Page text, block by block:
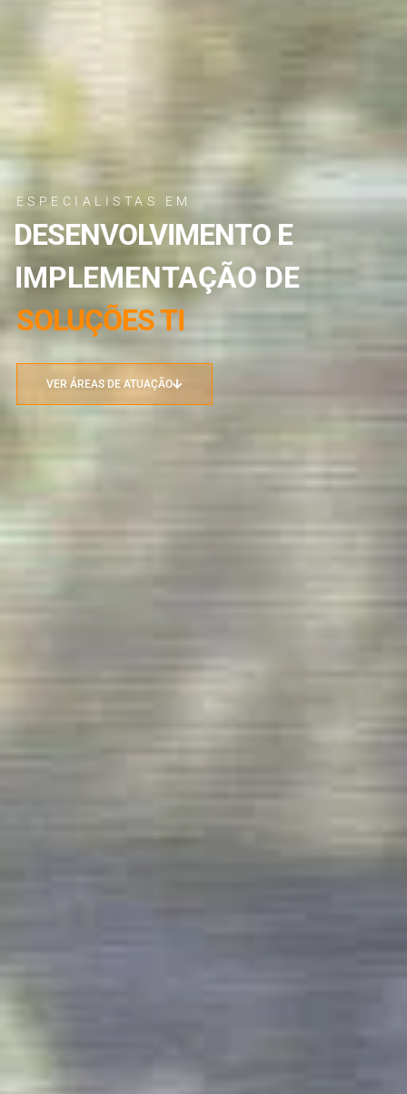
ESPECIALISTAS EM
DESENVOLVIMENTO E
IMPLEMENTAÇÃO DE
SOLUÇÕES TI
VER ÁREAS DE ATUAÇÃO